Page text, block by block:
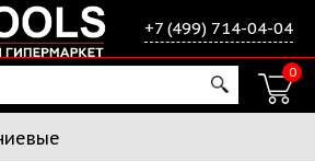
+7 (499) 714-04-04
0